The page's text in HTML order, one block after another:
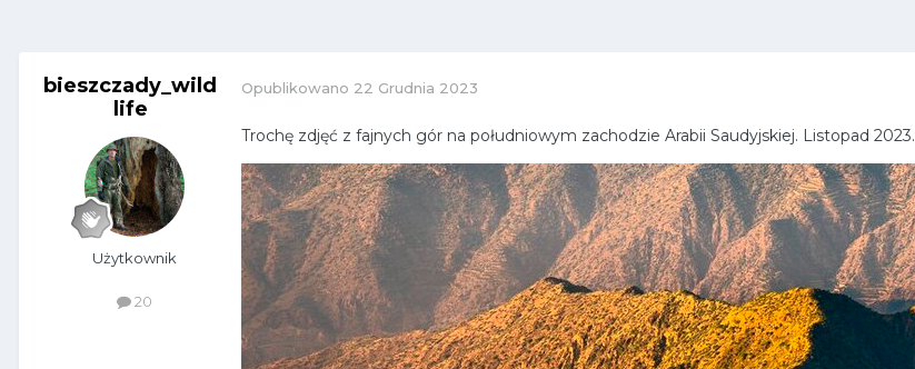
bieszczady_wild
life
Użytkownik
20
Opublikowano 22 Grudnia 2023
Trochę zdjęć z fajnych gór na południowym zachodzie Arabii Saudyjskiej. Listopad 2023.